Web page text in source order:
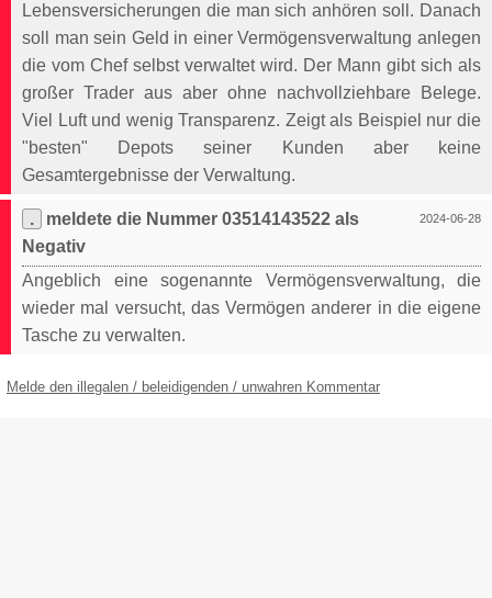
Lebensversicherungen die man sich anhören soll. Danach
soll man sein Geld in einer Vermögensverwaltung anlegen
die vom Chef selbst verwaltet wird. Der Mann gibt sich als
großer Trader aus aber ohne nachvollziehbare Belege.
Viel Luft und wenig Transparenz. Zeigt als Beispiel nur die
"besten" Depots seiner Kunden aber keine
Gesamtergebnisse der Verwaltung.
2024-06-28
.
meldete die Nummer 03514143522 als
Negativ
Angeblich eine sogenannte Vermögensverwaltung, die
wieder mal versucht, das Vermögen anderer in die eigene
Tasche zu verwalten.
Melde den illegalen / beleidigenden / unwahren Kommentar